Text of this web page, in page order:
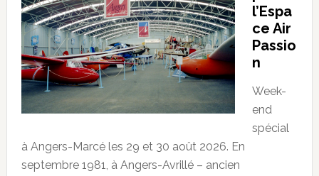
l’Espa
ce Air
Passio
n
Week-
end
spécial
à Angers-Marcé les 29 et 30 août 2026. En
septembre 1981, à Angers-Avrillé – ancien